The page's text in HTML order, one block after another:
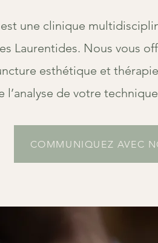
est une clinique
Laurentides. Nous vous
esthétique et
l’analyse de votre
COMMUNIQUEZ AVEC